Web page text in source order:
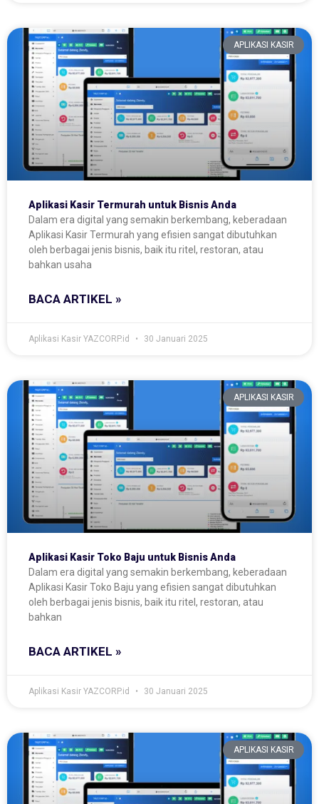
APLIKASI KASIR
Aplikasi Kasir Termurah untuk Bisnis Anda
Dalam era digital yang semakin berkembang, keberadaan
Aplikasi Kasir Termurah yang efisien sangat dibutuhkan
oleh berbagai jenis bisnis, baik itu ritel, restoran, atau
bahkan usaha
BACA ARTIKEL »
Aplikasi Kasir YAZCORP.id 30 Januari 2025
APLIKASI KASIR
Aplikasi Kasir Toko Baju untuk Bisnis Anda
Dalam era digital yang semakin berkembang, keberadaan
Aplikasi Kasir Toko Baju yang efisien sangat dibutuhkan
oleh berbagai jenis bisnis, baik itu ritel, restoran, atau
bahkan
BACA ARTIKEL »
Aplikasi Kasir YAZCORP.id 30 Januari 2025
APLIKASI KASIR